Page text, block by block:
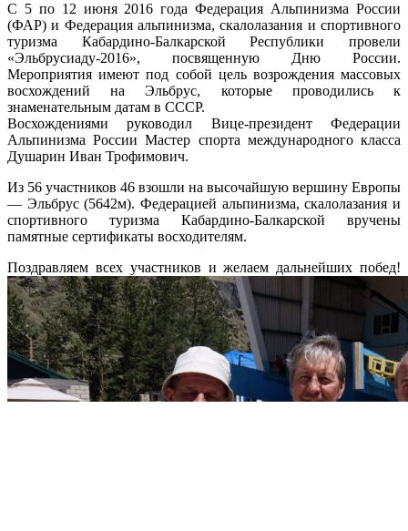
С 5 по 12 июня 2016 года Федерация Альпинизма России
(ФАР) и Федерация альпинизма, скалолазания и спортивного
туризма Кабардино-Балкарской Республики провели
«Эльбрусиаду-2016», посвященную Дню России.
Мероприятия имеют под собой цель возрождения массовых
восхождений на Эльбрус, которые проводились к
знаменательным датам в СССР.
Восхождениями руководил Вице-президент Федерации
Альпинизма России Мастер спорта международного класса
Душарин Иван Трофимович.
Из 56 участников 46 взошли на высочайшую вершину Европы
— Эльбрус (5642м). Федерацией альпинизма, скалолазания и
спортивного туризма Кабардино-Балкарской вручены
памятные сертификаты восходителям.
Поздравляем всех участников и желаем дальнейших побед!